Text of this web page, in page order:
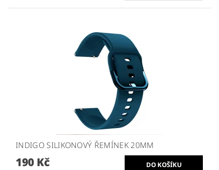
INDIGO SILIKONOVÝ ŘEMÍNEK 20MM
190 Kč